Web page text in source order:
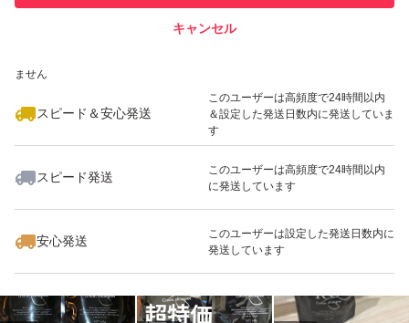
ません
スピード＆安心発送
このユーザーは高頻度で24時間以内
＆設定した発送日数内に発送していま
す
スピード発送
このユーザーは高頻度で24時間以内
に発送しています
安心発送
このユーザーは設定した発送日数内に
発送しています
キャンセル
いいね！
4,780